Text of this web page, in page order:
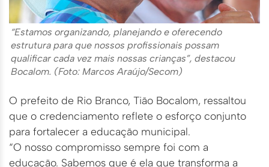
“Estamos organizando, planejando e oferecendo
estrutura para que nossos profissionais possam
qualificar cada vez mais nossas crianças”, destacou
Bocalom. (Foto: Marcos Araújo/Secom)
O prefeito de Rio Branco, Tião Bocalom, ressaltou
que o credenciamento reflete o esforço conjunto
para fortalecer a educação municipal.
“O nosso compromisso sempre foi com a
educação. Sabemos que é ela que transforma a